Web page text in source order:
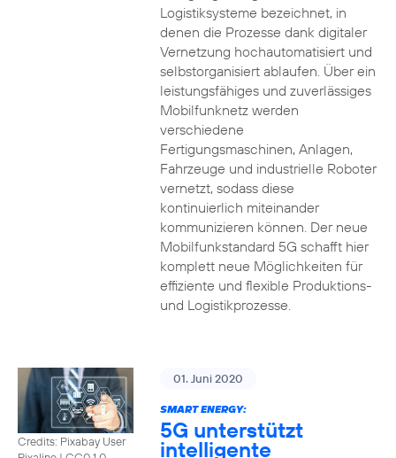
Logistiksysteme bezeichnet, in
denen die Prozesse dank digitaler
Vernetzung hochautomatisiert und
selbstorganisiert ablaufen. Über ein
leistungsfähiges und zuverlässiges
Mobilfunknetz werden
verschiedene
Fertigungsmaschinen, Anlagen,
Fahrzeuge und industrielle Roboter
vernetzt, sodass diese
kontinuierlich miteinander
kommunizieren können. Der neue
Mobilfunkstandard 5G schafft hier
komplett neue Möglichkeiten für
effiziente und flexible Produktions-
und Logistikprozesse.
Credits: Pixabay User
01. Juni 2020
SMART ENERGY:
5G unterstützt
intelligente